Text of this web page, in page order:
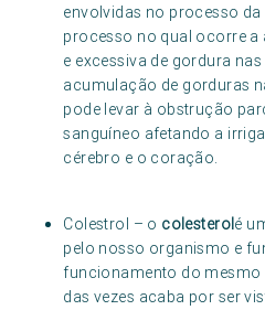
envolvidas no processo da
processo no qual ocorre
e excessiva de gordura
acumulação de gorduras
pode levar à obstrução
sanguíneo afetando a
cérebro e o coração.
Colestrol – o colesterol é
pelo nosso organismo e
funcionamento do mesmo
das vezes acaba por ser